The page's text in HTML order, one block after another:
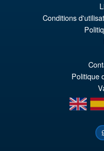
Conditions
Politique
en
es